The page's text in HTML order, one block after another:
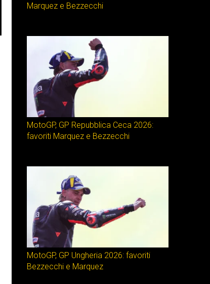
Marquez e Bezzecchi
MotoGP, GP Repubblica Ceca 2026:
favoriti Marquez e Bezzecchi
MotoGP, GP Ungheria 2026: favoriti
Bezzecchi e Marquez